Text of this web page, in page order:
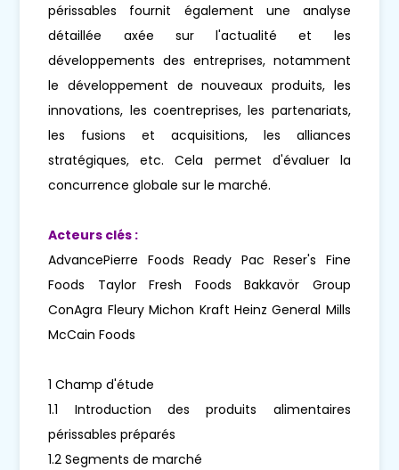
périssables fournit également une analyse
détaillée axée sur l'actualité et les
développements des entreprises, notamment
le développement de nouveaux produits, les
innovations, les coentreprises, les partenariats,
les fusions et acquisitions, les alliances
stratégiques, etc. Cela permet d'évaluer la
concurrence globale sur le marché.
Acteurs clés :
AdvancePierre Foods Ready Pac Reser's Fine
Foods Taylor Fresh Foods Bakkavör Group
ConAgra Fleury Michon Kraft Heinz General Mills
McCain Foods
1 Champ d'étude
1.1 Introduction des produits alimentaires
périssables préparés
1.2 Segments de marché